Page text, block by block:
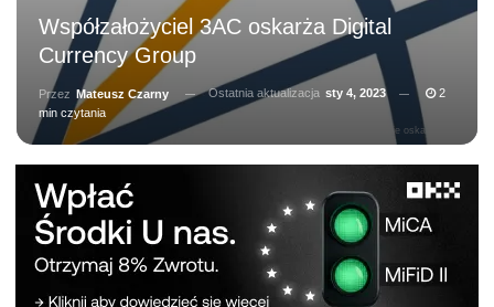
Co-Founder 3AC publicznie oskarża DCG
Współzałożyciel 3AC oskarża Digital
Currency Group
Przez Mateusz Czarny Ostatnia aktualizacja sty 4, 2023
2
min czytania